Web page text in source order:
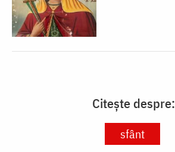
Citește despre:
sfânt